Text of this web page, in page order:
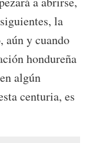
la
aún y cuando
hondureña
algún
centuria, es